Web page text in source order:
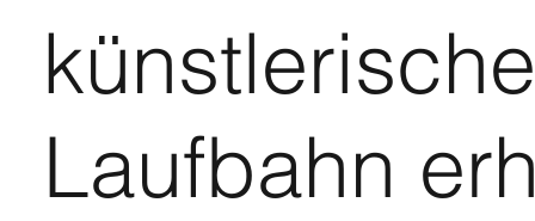
Laufbahn